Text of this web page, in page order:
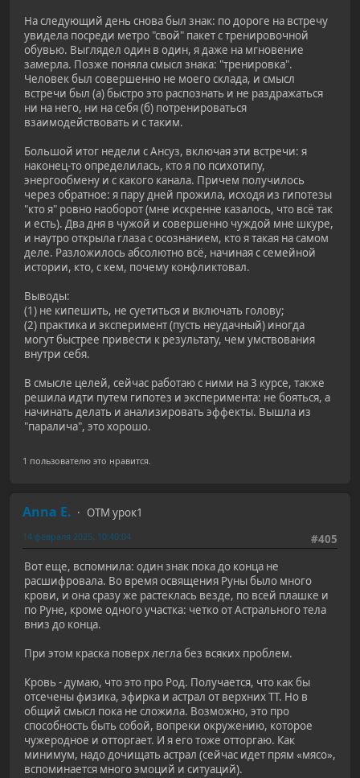
На следующий день снова был знак: по дороге на встречу
увидела посреди метро "свой" пакет с тренировочной
обувью. Выглядел один в один, я даже на мгновение
замерла. Позже поняла смысл знака: "тренировка".
Человек был совершенно не моего склада, и смысл
встречи был (а) быстро это распознать и не раздражаться
ни на него, ни на себя (б) потренироваться
взаимодействовать и с таким.
Большой итог недели с Ансуз, включая эти встречи: я
наконец-то определилась, кто я по психотипу,
энергообмену и с какого канала. Причем получилось
через обратное: я пару дней прожила, исходя из гипотезы
"кто я" ровно наоборот (мне искренне казалось, что всё так
и есть). Два дня в чужой и совершенно чуждой мне шкуре,
и наутро открыла глаза с осознанием, кто я такая на самом
деле. Разложилось абсолютно всё, начиная с семейной
истории, кто, с кем, почему конфликтовал.
Выводы:
(1) не кипешить, не суетиться и включать голову;
(2) практика и эксперимент (пусть неудачный) иногда
могут быстрее привести к результату, чем умствования
внутри себя.
В смысле целей, сейчас работаю с ними на 3 курсе, также
решила идти путем гипотез и эксперимента: не бояться, а
начинать делать и анализировать эффекты. Вышла из
"паралича", это хорошо.
1 пользователю это нравится.
Anna E.
ОТМ урок1
#405
14 февраля 2025, 10:40:04
Вот еще, вспомнила: один знак пока до конца не
расшифровала. Во время освящения Руны было много
крови, и она сразу же растеклась везде, по всей плашке и
по Руне, кроме одного участка: четко от Астрального тела
вниз до конца.
При этом краска поверх легла без всяких проблем.
Кровь - думаю, что это про Род. Получается, что как бы
отсечены физика, эфирка и астрал от верхних ТТ. Но в
общий смысл пока не сложила. Возможно, это про
способность быть собой, вопреки окружению, которое
чужеродное и отторгает. И я его тоже отторгаю. Как
минимум, надо дочищать астрал (сейчас идет прям «мясо»,
вспоминается много эмоций и ситуаций).